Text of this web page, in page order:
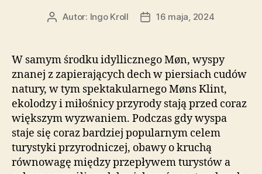
AutorAutor: Ingo Kroll
Data16 maja, 2024
W samym środku idyllicznego Møn, wyspy
znanej z zapierających dech w piersiach cudów
natury, w tym spektakularnego Møns Klint,
ekolodzy i miłośnicy przyrody stają przed coraz
większym wyzwaniem. Podczas gdy wyspa
staje się coraz bardziej popularnym celem
turystyki przyrodniczej, obawy o kruchą
równowagę między przepływem turystów a